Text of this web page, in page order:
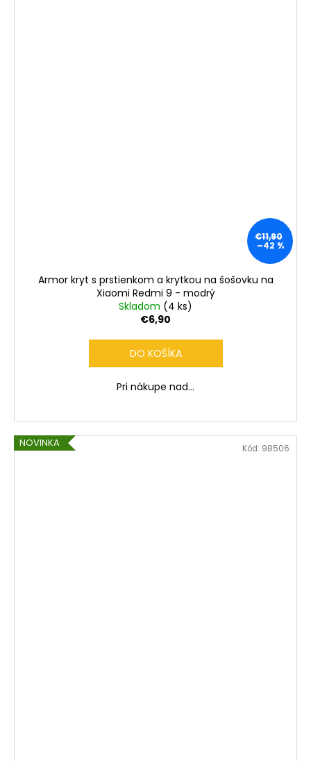
€11,90
–42 %
Armor kryt s prstienkom a krytkou na šošovku na
Xiaomi Redmi 9 - modrý
Skladom (4 ks)
€6,90
DO KOŠÍKA
Pri nákupe nad...
NOVINKA Kód: 98506